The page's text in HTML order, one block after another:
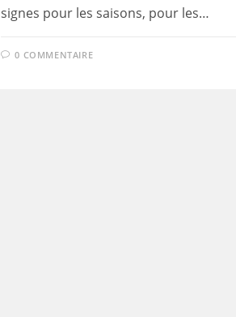
signes pour les saisons, pour les…
0 COMMENTAIRE